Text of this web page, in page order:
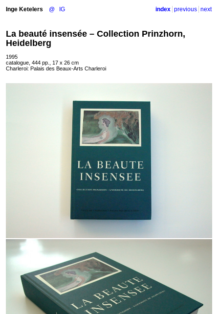
Inge Ketelers @ IG index previous next
La beauté insensée – Collection Prinzhorn,
Heidelberg
1995
catalogue, 444 pp., 17 x 26 cm
Charleroi: Palais des Beaux-Arts Charleroi